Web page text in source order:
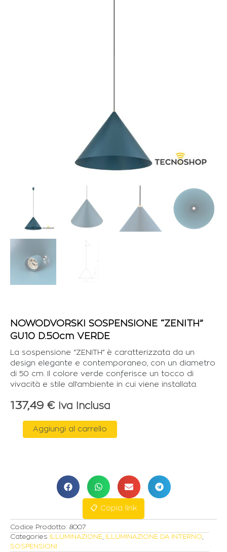
NOWODVORSKI SOSPENSIONE “ZENITH”
GU10 D.50cm VERDE
La sospensione “ZENITH” è caratterizzata da un
design elegante e contemporaneo, con un diametro
di 50 cm. Il colore verde conferisce un tocco di
vivacità e stile all’ambiente in cui viene installata.
137,49 € Iva Inclusa
NOWODVORSKI
SOSPENSIONE
Aggiungi al carrello
📋 Copia link
Codice Prodotto: 8007
Categories
ILLUMINAZIONE, ILLUMINAZIONE DA INTERNO,
SOSPENSIONI